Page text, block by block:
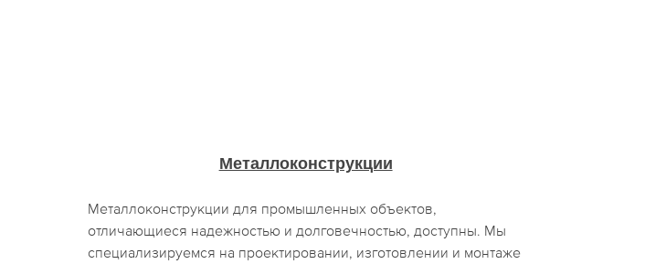
Металлоконструкции
Металлоконструкции для промышленных объектов,
отличающиеся надежностью и долговечностью, доступны. Мы
специализируемся на проектировании, изготовлении и монтаже